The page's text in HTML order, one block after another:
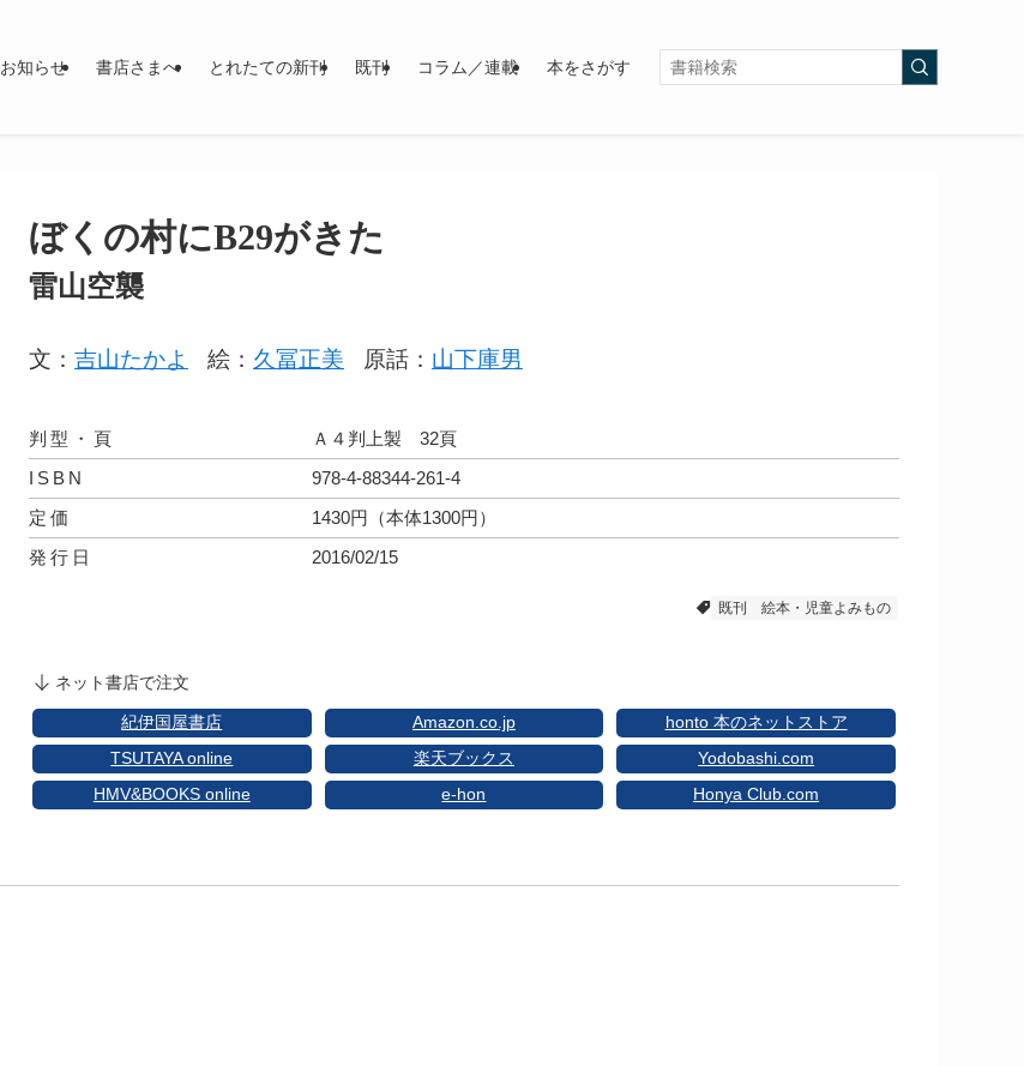
お知らせ 書店さまへ とれたての新刊 既刊 コラム／連載 本をさがす
ぼくの村にB29がきた
雷山空襲
文： 吉山たかよ 絵： 久冨正美 原話： 山下庫男
判型・頁
Ａ４判上製 32頁
ISBN
978-4-88344-261-4
定価
1430円（本体1300円）
発行日
2016/02/15
既刊 絵本・児童よみもの
ネット書店で注文
紀伊国屋書店 Amazon.co.jp
honto 本のネットストア
TSUTAYA online
楽天ブックス
Yodobashi.com
HMV&BOOKS online
e-hon Honya Club.com